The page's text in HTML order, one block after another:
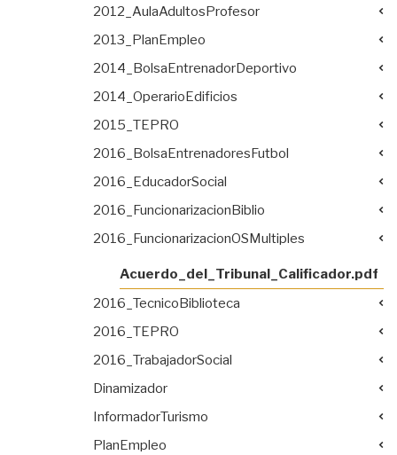
2012_AulaAdultosProfesor
2013_PlanEmpleo
2014_BolsaEntrenadorDeportivo
2014_OperarioEdificios
2015_TEPRO
2016_BolsaEntrenadoresFutbol
2016_EducadorSocial
2016_FuncionarizacionBiblio
2016_FuncionarizacionOSMultiples
Acuerdo_del_Tribunal_Calificador.pdf
2016_TecnicoBiblioteca
2016_TEPRO
2016_TrabajadorSocial
Dinamizador
InformadorTurismo
PlanEmpleo